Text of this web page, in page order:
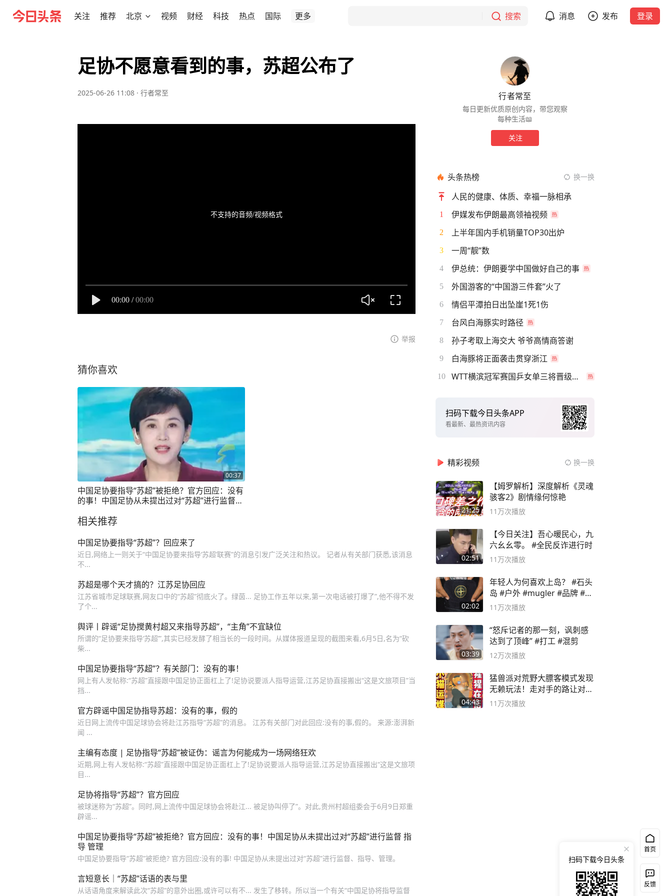
关注 推荐 北京 视频 财经 科技 热点 国际 更多 搜索 消息 发布 登录
足协不愿意看到的事，苏超公布了
2025-06-26 11:08 · 行者常至
不支持的音频/视频格式
00:00 / 00:00
举报
猜你喜欢
00:37
中国足协要指导“苏超”被拒绝？官方回应：没有
的事！中国足协从未提出过对“苏超”进行监督、
相关推荐
中国足协要指导“苏超”？回应来了
近日,网络上一则关于“中国足协要来指导‘苏超’联赛”的消息引发广泛关注和热议。 记者从有关部门获悉,该消息
不...
苏超是哪个天才搞的？江苏足协回应
江苏省城市足球联赛,网友口中的“苏超”彻底火了。绿茵... 足协工作五年以来,第一次电话被打爆了”,他不得不发
了个...
舆评丨辟谣“足协搅黄村超又来指导苏超”，“主角”不宜缺位
所谓的“足协要来指导‘苏超’”,其实已经发酵了相当长的一段时间。从媒体报道呈现的截图来看,6月5日,名为“砍
柴...
中国足协要指导“苏超”？有关部门：没有的事！
网上有人发帖称:“苏超”直接跟中国足协正面杠上了!足协说要派人指导运营,江苏足协直接搬出“这是文旅项目”当
挡...
官方辟谣中国足协指导苏超：没有的事，假的
近日网上流传中国足球协会将赴江苏指导“苏超”的消息。 江苏有关部门对此回应:没有的事,假的。 来源:澎湃新
闻 ...
主编有态度 | 足协指导“苏超”被证伪：谣言为何能成为一场网络狂欢
近期,网上有人发帖称:“苏超”直接跟中国足协正面杠上了!足协说要派人指导运营,江苏足协直接搬出“这是文旅项
目...
足协将指导“苏超”？官方回应
被球迷称为“苏超”。同时,网上流传中国足球协会将赴江... 被足协叫停了”。对此,贵州村超组委会于6月9日郑重
辟谣...
中国足协要指导“苏超”被拒绝？官方回应：没有的事！中国足协从未提出过对“苏超”进行监督 指
导 管理
中国足协要指导“苏超”被拒绝? 官方回应:没有的事! 中国足协从未提出过对“苏超”进行监督、指导、管理。
言短意长｜“苏超”话语的表与里
从话语角度来解读此次“苏超”的意外出圈,或许可以有不... 发生了移转。所以当一个有关“中国足协将指导监督
行者常至
每日更新优质原创内容，带您观察
每种生活📖
关注
头条热榜 换一换
人民的健康、体质、幸福一脉相承
1 伊媒发布伊朗最高领袖视频
2 上半年国内手机销量TOP30出炉
3 一周“靓”数
4 伊总统：伊朗要学中国做好自己的事
5 外国游客的“中国游三件套”火了
6 情侣平潭拍日出坠崖1死1伤
7 台风白海豚实时路径
8 孙子考取上海交大 爷爷高情商答谢
9 白海豚将正面袭击贯穿浙江
10 WTT横滨冠军赛国乒女单三将晋级四强
扫码下载今日头条APP
看最新、最热资讯内容
精彩视频 换一换
21:25
【姆罗解析】深度解析《灵魂
骇客2》剧情缘何惊艳
11万次播放
02:51
【今日关注】吾心暖民心，九
六幺幺零。 #全民反诈进行时
11万次播放
02:02
年轻人为何喜欢上岛？ #石头
岛 #户外 #mugler #品牌 #足
球流氓
11万次播放
03:39
“怒斥记者的那一刻，讽刺感
达到了顶峰” #打工 #混剪
12万次播放
04:43
猛兽派对荒野大膘客模式发现
无赖玩法！走对手的路让对手
无路可走
11万次播放
首页
反馈
扫码下载今日头条